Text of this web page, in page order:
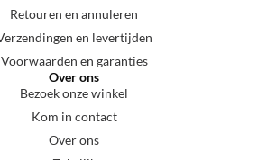
Retouren en annuleren
en levertijden
Voorwaarden en garanties
Over ons
Bezoek onze winkel
Kom in contact
Over ons